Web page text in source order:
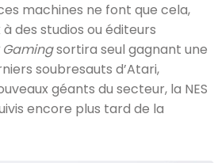
machines ne font que cela,
des studios ou éditeurs
Gamingsortira seul gagnant une
soubresauts d’Atari,
géants du secteur, la NES
encore plus tard de la